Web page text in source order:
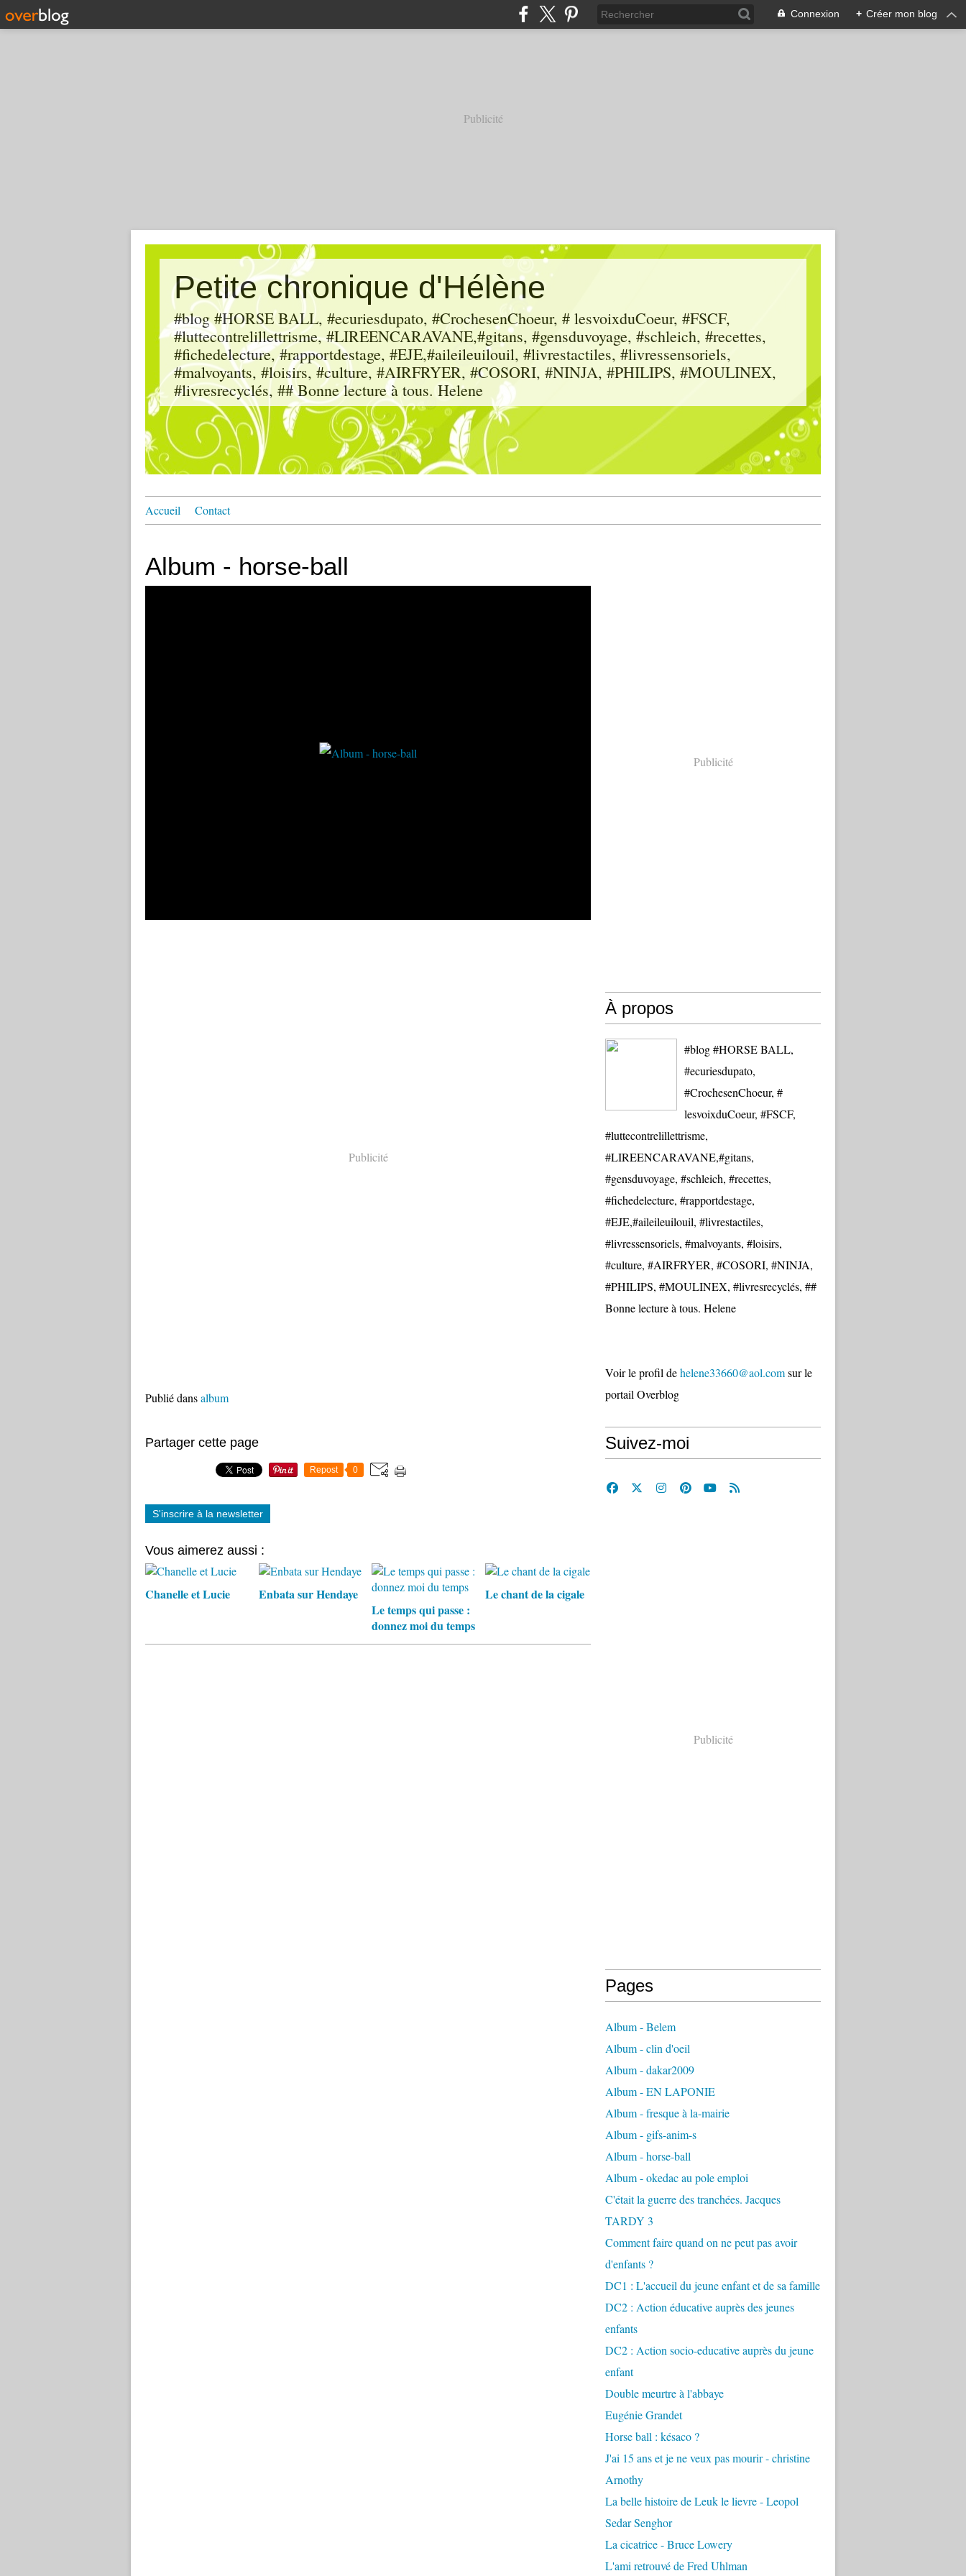
Connexion + Créer mon blog
Publicité
Petite chronique d'Hélène
#blog #HORSE BALL, #ecuriesdupato, #CrochesenChoeur, # lesvoixduCoeur, #FSCF,
#luttecontrelillettrisme, #LIREENCARAVANE,#gitans, #gensduvoyage, #schleich, #recettes,
#fichedelecture, #rapportdestage, #EJE,#aileileuilouil, #livrestactiles, #livressensoriels,
#malvoyants, #loisirs, #culture, #AIRFRYER, #COSORI, #NINJA, #PHILIPS, #MOULINEX,
#livresrecyclés, ## Bonne lecture à tous. Helene
Accueil Contact
Album - horse-ball
Publicité
Publié dansalbum
Partager cette page
Repost 0
S'inscrire à la newsletter
Vous aimerez aussi :
Chanelle et Lucie
Enbata sur Hendaye
Le temps qui passe :
donnez moi du temps
Le chant de la cigale
Publicité
À propos
#blog #HORSE BALL,
#ecuriesdupato,
#CrochesenChoeur, #
lesvoixduCoeur, #FSCF,
#luttecontrelillettrisme,
#LIREENCARAVANE,#gitans,
#gensduvoyage, #schleich, #recettes,
#fichedelecture, #rapportdestage,
#EJE,#aileileuilouil, #livrestactiles,
#livressensoriels, #malvoyants, #loisirs,
#culture, #AIRFRYER, #COSORI, #NINJA,
#PHILIPS, #MOULINEX, #livresrecyclés, ##
Bonne lecture à tous. Helene
Voir le profil dehelene33660@aol.comsur le
portail Overblog
Suivez-moi
Publicité
Pages
Album - Belem
Album - clin d'oeil
Album - dakar2009
Album - EN LAPONIE
Album - fresque à la-mairie
Album - gifs-anim-s
Album - horse-ball
Album - okedac au pole emploi
C'était la guerre des tranchées. Jacques
TARDY 3
Comment faire quand on ne peut pas avoir
d'enfants ?
DC1 : L'accueil du jeune enfant et de sa famille
DC2 : Action éducative auprès des jeunes
enfants
DC2 : Action socio-educative auprès du jeune
enfant
Double meurtre à l'abbaye
Eugénie Grandet
Horse ball : késaco ?
J'ai 15 ans et je ne veux pas mourir - christine
Arnothy
La belle histoire de Leuk le lievre - Leopol
Sedar Senghor
La cicatrice - Bruce Lowery
L'ami retrouvé de Fred Uhlman